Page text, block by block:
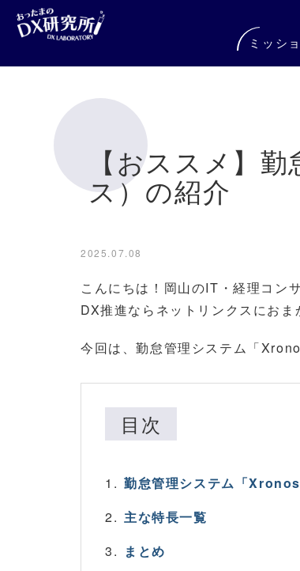
ミッシ
【おススメ】
ス）の紹介
2025.07.08
こんにちは！岡山のIT・経理コン
DX推進ならネットリンクスにおま
今回は、勤怠管理システム「
目次
勤怠管理システム「
主な特長一覧
まとめ